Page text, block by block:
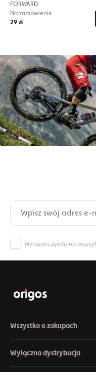
FORWARD
29 zł
Na zamówienie
Wyrażam zgodę na
Wszystko o zakupach
Wyłączna dystrybucja